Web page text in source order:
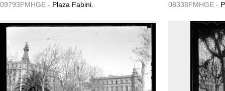
09793FMHGE - Plaza Fabini. 08338FMHGE -